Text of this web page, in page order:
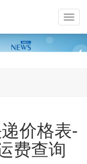
价格表-
费查询